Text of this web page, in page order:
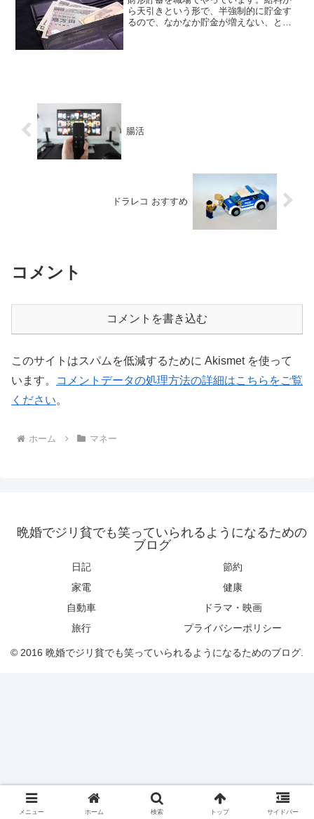
ら天引きという形で、半強制的に貯金す
るので、なかなか貯金が増えない、とい
腸活
ドラレコ おすすめ
コメント
コメントを書き込む
このサイトはスパムを低減するために Akismet を使って
います。
コメントデータの処理方法の詳細はこちらをご覧
ください。
ホーム マネー
晩婚でジリ貧でも笑っていられるようになるための
ブログ
日記
節約
家電
健康
自動車
ドラマ・映画
旅行
プライバシーポリシー
© 2016 晩婚でジリ貧でも笑っていられるようになるためのブログ.
メニュー ホーム 検索 トップ サイドバー